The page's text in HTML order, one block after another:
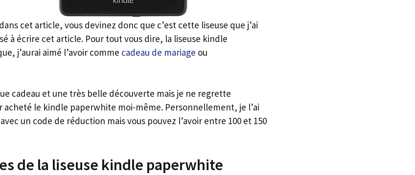
cet article, vous devinez donc que c’est cette liseuse que j’ai
à écrire cet article. Pour tout vous dire, la liseuse kindle
j’aurai aimé l’avoir comme cadeau de mariage ou
cadeau et une très belle découverte mais je ne regrette
acheté le kindle paperwhite moi-même. Personnellement, je l’ai
un code de réduction mais vous pouvez l’avoir entre 100 et 150
de la liseuse kindle paperwhite